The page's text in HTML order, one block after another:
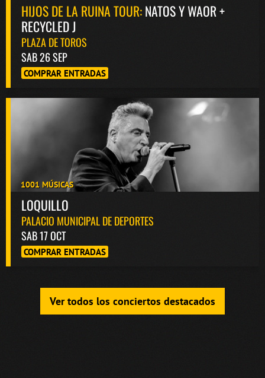
HIJOS DE LA RUINA TOUR:NATOS Y WAOR +
RECYCLED J
PLAZA DE TOROS
SAB 26 SEP
COMPRAR ENTRADAS
1001 MÚSICAS
LOQUILLO
PALACIO MUNICIPAL DE DEPORTES
SAB 17 OCT
COMPRAR ENTRADAS
Ver todos los conciertos destacados